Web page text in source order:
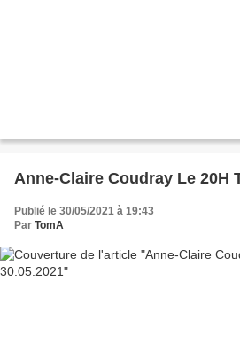
Anne-Claire Coudray Le 20H
Publié le 30/05/2021 à 19:43
Par TomA